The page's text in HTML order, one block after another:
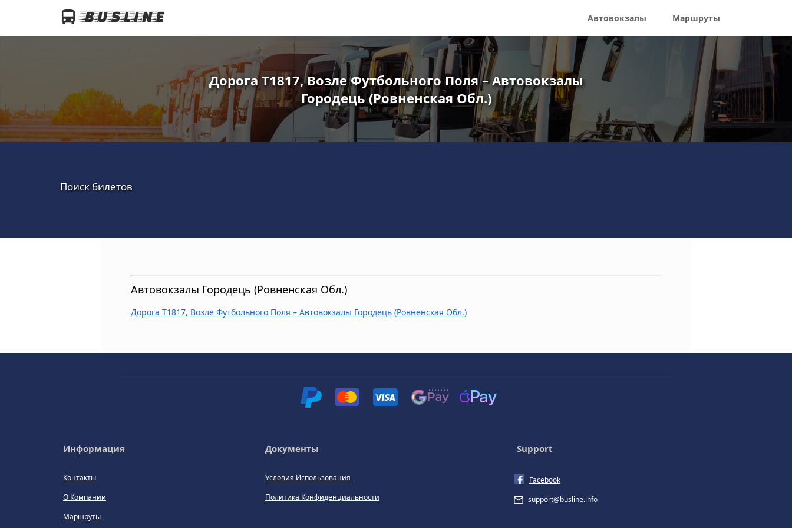
Автовокзалы Маршруты
Дорога T1817, Возле Футбольного Поля – Автовокзалы
Городець (Ровненская Обл.)
Поиск билетов
Автовокзалы Городець (Ровненская Обл.)
Дорога T1817, Возле Футбольного Поля – Автовокзалы Городець (Ровненская Обл.)
Информация
Контакты
О Компании
Маршруты
Документы
Условия Использования
Политика Конфиденциальности
Support
Facebook
support@busline.info